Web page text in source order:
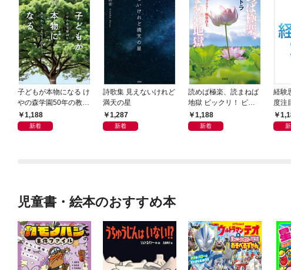
子どもが本物になる け
やの森学園50年の教育
から見えてきたもの
1,188
新着
詩歌集 見えないけれど
満天の星
1,287
新着
読めば極楽、読まねば
地獄 ビックリ！ ビッ
クリ！ 極楽浄土
1,188
新着
経験
度注
経験
ンの
児童書・絵本のおすすめ本